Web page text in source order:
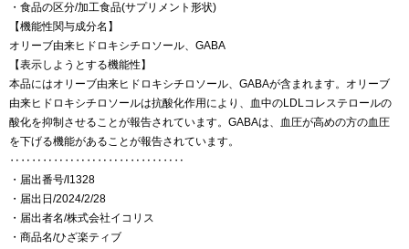
・食品の区分/加工食品(サプリメント形状)
【機能性関与成分名】
オリーブ由来ヒドロキシチロソール、GABA
【表示しようとする機能性】
本品にはオリーブ由来ヒドロキシチロソール、GABAが含まれます。オリーブ
由来ヒドロキシチロソールは抗酸化作用により、血中のLDLコレステロールの
酸化を抑制させることが報告されています。GABAは、血圧が高めの方の血圧
を下げる機能があることが報告されています。
‥‥‥‥‥‥‥‥‥‥‥‥‥‥‥‥
・届出番号/I1328
・届出日/2024/2/28
・届出者名/株式会社イコリス
・商品名/ひざ楽ティブ